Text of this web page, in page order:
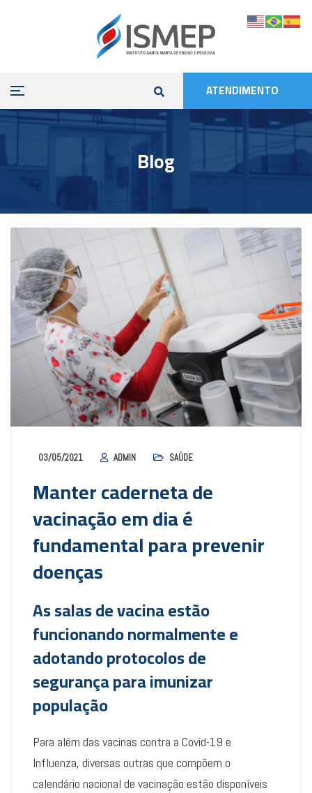
ATENDIMENTO
Blog
03/05/2021 ADMIN SAÚDE
Manter caderneta de
vacinação em dia é
fundamental para prevenir
doenças
As salas de vacina estão
funcionando normalmente e
adotando protocolos de
segurança para imunizar
população
Para além das vacinas contra a Covid-19 e
Influenza, diversas outras que compõem o
calendário nacional de vacinação estão disponíveis